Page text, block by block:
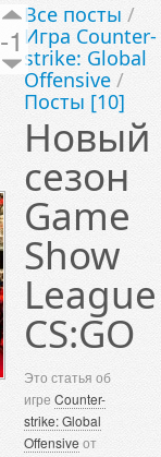
-1
Все посты /
Игра Counter-
strike: Global
Offensive /
Посты [10]
Новый
сезон
Game
Show
League
CS:GO
Это статья об
игре Counter-
strike: Global
Offensiveот